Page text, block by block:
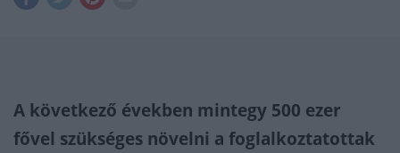
A következő években mintegy 500 ezer
fővel szükséges növelni a foglalkoztatottak